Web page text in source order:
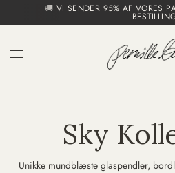
🚚 VI SENDER 95% AF VORES
Sky
Unikke mundblæste glaspendler,